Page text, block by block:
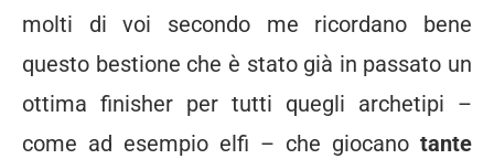
molti di voi secondo me ricordano bene
questo bestione che è stato già in passato un
ottima finisher per tutti quegli archetipi –
come ad esempio elfi – che giocano tante